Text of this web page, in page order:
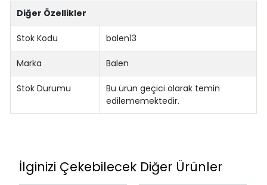
Diğer Özellikler
Stok Kodu balen13
Marka Balen
Stok Durumu
Bu ürün geçici olarak temin
edilememektedir.
İlginizi Çekebilecek Diğer Ürünler